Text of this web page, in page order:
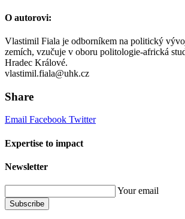
O autorovi:
Vlastimil Fiala je odborníkem na politický
zemích, vzučuje v oboru politologie-africká
Hradec Králové.
vlastimil.fiala@uhk.cz
Share
Email Facebook Twitter
Expertise to impact
Newsletter
Your email
Subscribe